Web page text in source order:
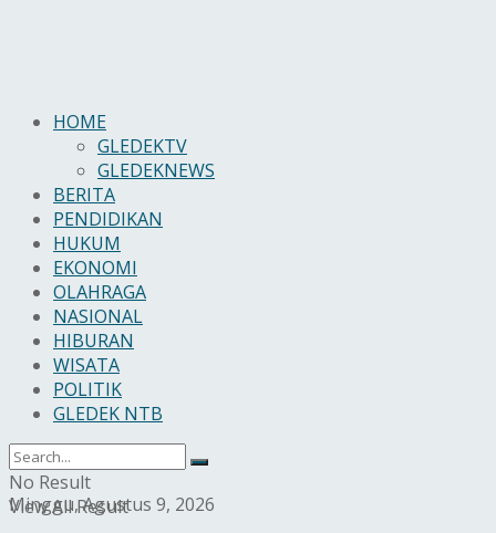
Minggu, Agustus 9, 2026
HOME
GLEDEKTV
GLEDEKNEWS
BERITA
PENDIDIKAN
HUKUM
EKONOMI
OLAHRAGA
NASIONAL
HIBURAN
WISATA
POLITIK
GLEDEK NTB
No Result
View All Result